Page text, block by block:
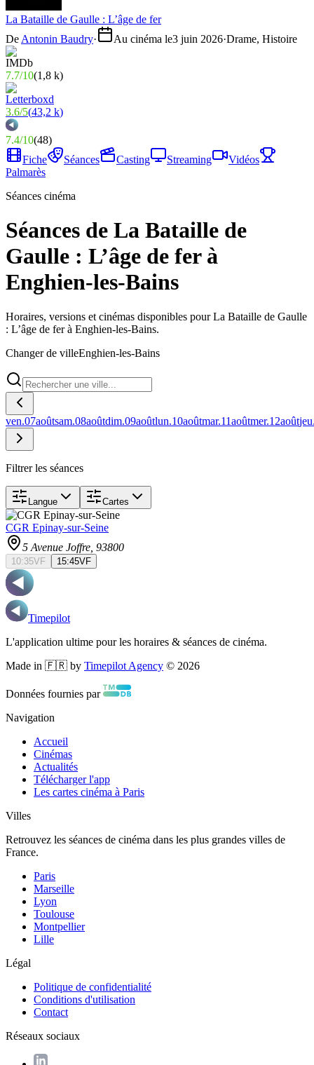
La Bataille de Gaulle : L’âge de fer
De Antonin Baudry· Au cinéma le3 juin 2026·Drame, Histoire
7.7/10(1,8 k)
3.6/5(43,2 k)
7.4/10(48)
Fiche
Séances Casting Streaming
Vidéos
Palmarès
Séances cinéma
Séances de La Bataille de
Gaulle : L’âge de fer à
Enghien-les-Bains
Horaires, versions et cinémas disponibles pour La Bataille de Gaulle
: L’âge de fer à Enghien-les-Bains.
Changer de villeEnghien-les-Bains
ven.07aoûtsam.08aoûtdim.09aoûtlun.10aoûtmar.11aoûtmer.12août
Filtrer les séances
Langue Cartes
CGR Epinay-sur-Seine
5 Avenue Joffre , 93800
10:35VF 15:45VF
Timepilot
L'application ultime pour les horaires & séances de cinéma.
Made in 🇫🇷 by Timepilot Agency © 2026
Données fournies par
Navigation
Accueil
Cinémas
Actualités
Télécharger l'app
Les cartes cinéma à Paris
Villes
Retrouvez les séances de cinéma dans les plus grandes villes de
France.
Paris
Marseille
Lyon
Toulouse
Montpellier
Lille
Légal
Politique de confidentialité
Conditions d'utilisation
Contact
Réseaux sociaux